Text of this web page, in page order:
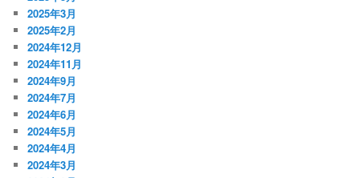
2025年3月
2025年2月
2024年12月
2024年11月
2024年9月
2024年7月
2024年6月
2024年5月
2024年4月
2024年3月